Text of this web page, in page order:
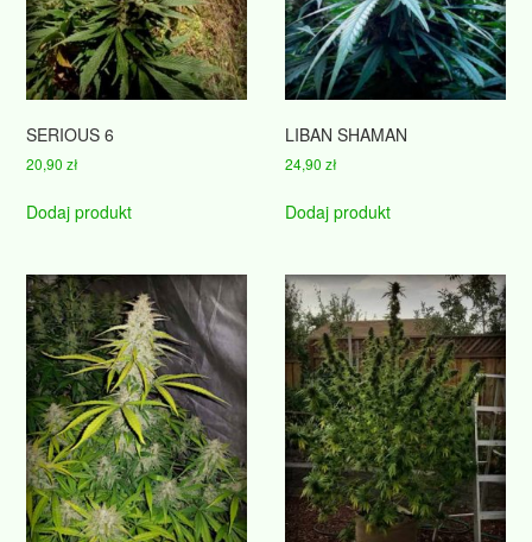
SERIOUS 6
20,90zł
Dodaj produkt
LIBAN SHAMAN
24,90zł
Dodaj produkt